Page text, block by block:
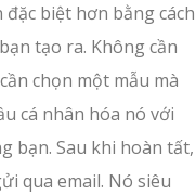
biệt hơn bằng cách
tạo ra. Không cần
chọn một mẫu mà
cá nhân hóa nó với
bạn. Sau khi hoàn tất,
qua email. Nó siêu